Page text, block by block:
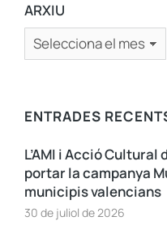
ARXIU
ENTRADES
L’AMI i Acció
portar la campanya
municipis valencians
30 de juliol de 2026